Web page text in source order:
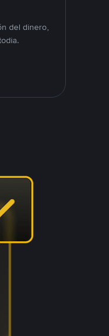
del dinero,